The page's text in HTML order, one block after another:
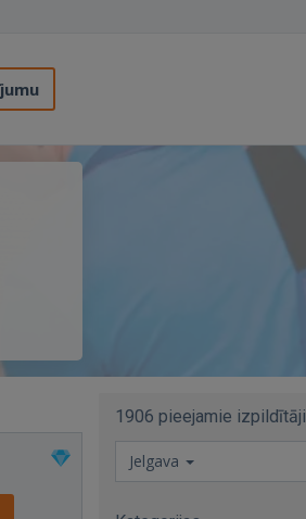
1906 pieejamie izpildītāji
Jelgava